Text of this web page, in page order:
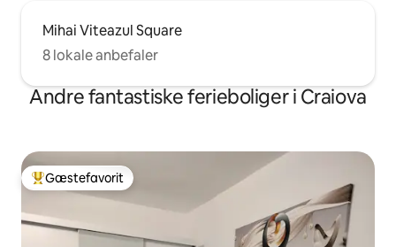
Mihai Viteazul Square
8 lokale anbefaler
Andre fantastiske ferieboliger i Craiova
Bedste gæstefavorit
Gæstefavorit